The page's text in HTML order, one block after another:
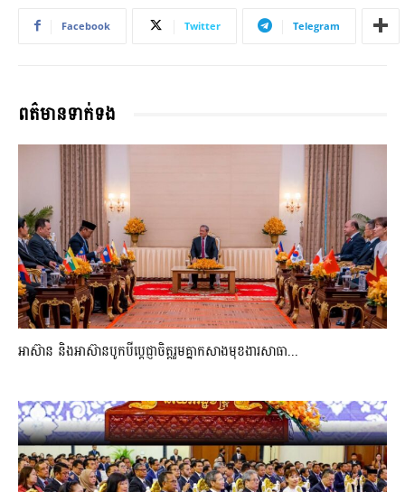
Facebook Twitter Telegram
ពត៌មានទាក់ទង
អាស៊ាន និងអាស៊ានបូកបីប្តេជ្ញាចិត្តរួមគ្នាកសាងមុខងារសាធា...